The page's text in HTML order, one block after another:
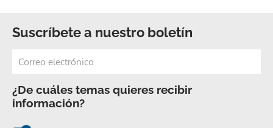
Suscríbete a nuestro boletín
¿De cuáles temas quieres recibir
información?